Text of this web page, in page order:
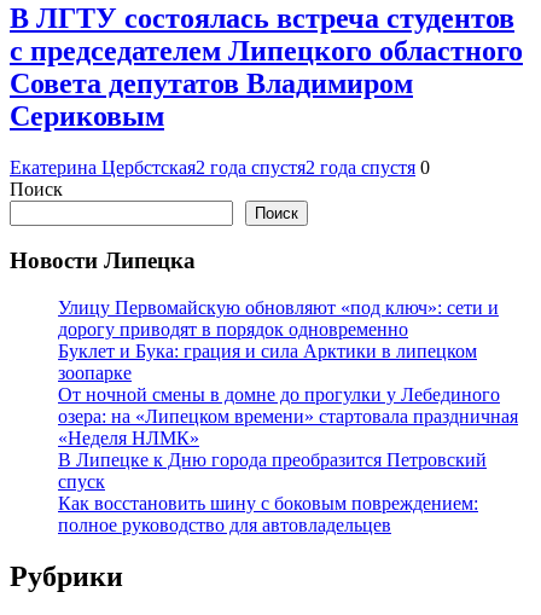
В ЛГТУ состоялась встреча студентов
с председателем Липецкого областного
Совета депутатов Владимиром
Сериковым
Екатерина Цербстская2 года спустя2 года спустя 0
Поиск
Поиск
Новости Липецка
Улицу Первомайскую обновляют «под ключ»: сети и
дорогу приводят в порядок одновременно
Буклет и Бука: грация и сила Арктики в липецком
зоопарке
От ночной смены в домне до прогулки у Лебединого
озера: на «Липецком времени» стартовала праздничная
«Неделя НЛМК»
В Липецке к Дню города преобразится Петровский
спуск
Как восстановить шину с боковым повреждением:
полное руководство для автовладельцев
Рубрики